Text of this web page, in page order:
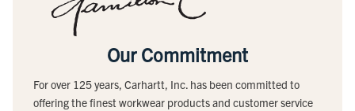
Our Commitment
For over 125 years, Carhartt, Inc. has been committed to
offering the finest workwear products and customer service